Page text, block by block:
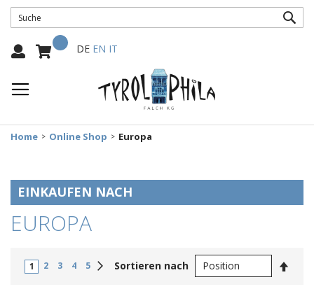
Mein Warenkorb
Select
DE EN IT
Home Online Shop Europa
EUROPA
1 2 3 4 5 Weiter
Sortieren nach
EINKAUFEN NACH